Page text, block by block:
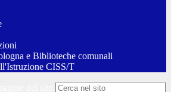
e Biblioteche comunali
CISS/T